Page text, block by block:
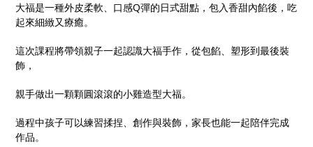
大福是一種外皮柔軟、口感Q彈的日式甜點，包入香甜內餡後，吃
起來細緻又療癒。
這次課程將帶領親子一起認識大福手作，從包餡、塑形到最後裝
飾，
親手做出一顆顆圓滾滾的小雞造型大福。
過程中孩子可以練習揉捏、創作與裝飾，家長也能一起陪伴完成
作品。